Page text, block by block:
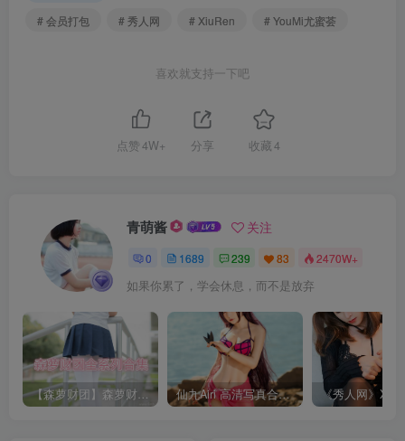
# 会员打包
# 秀人网 # XiuRen # YouMi尤蜜荟
喜欢就支持一下吧
点赞 4W+ 分享 收藏4
青萌酱 关注
0 1689 239 83 2470W+
如果你累了，学会休息，而不是放弃
【森萝财团】森萝财团系列福利原版无水印合集下载[与本站内容同步更新] 仙九Airi 高清写真合集[持续更新]